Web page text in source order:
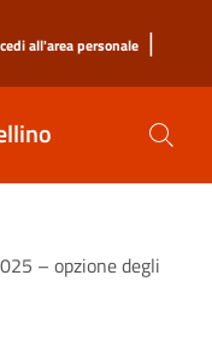
all'area personale |
– opzione degli